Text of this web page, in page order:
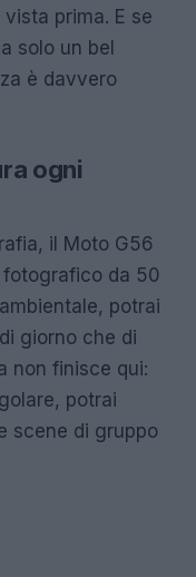
prima. E se
solo un bel
è davvero
ogni
il Moto G56
fotografico da 50
potrai
giorno che di
non finisce qui:
potrai
scene di gruppo